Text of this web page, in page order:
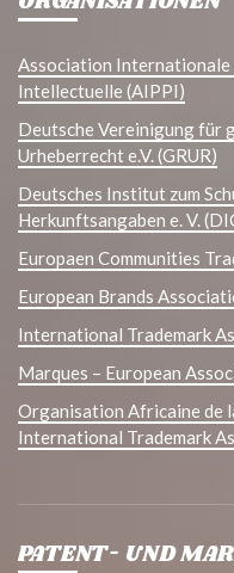
Association
Intellectuelle (AIPPI)
Deutsche Vereinigung für
Urheberrecht e.V. (GRUR)
Deutsches Institut zum
Herkunftsangaben e. V.
Europaen Communities
European Brands
International Trademark
Marques – European
Organisation Africaine de
International Trademark
PATENT- UND